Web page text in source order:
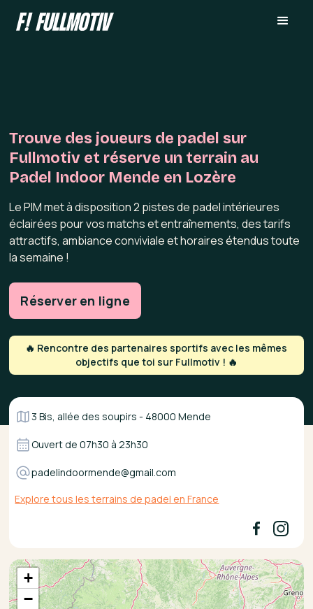
Trouve des joueurs de padel sur
Fullmotiv et réserve un terrain au
Padel Indoor Mende en Lozère
Le PIM met à disposition 2 pistes de padel intérieures
éclairées pour vos matchs et entraînements, des tarifs
attractifs, ambiance conviviale et horaires étendus toute
la semaine !
Réserver en ligne
🔥 Rencontre des partenaires sportifs avec les mêmes
objectifs que toi sur Fullmotiv ! 🔥
3 Bis, allée des soupirs - 48000 Mende
Ouvert de07h30 à23h30
padelindoormende@gmail.com
Explore tous les terrains de padel en France
+
−